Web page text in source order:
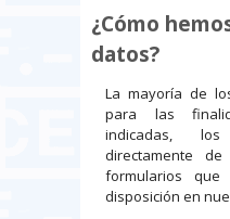
¿Cómo
datos?
La mayoría de
para las
indicadas,
directamente
formularios
disposición en